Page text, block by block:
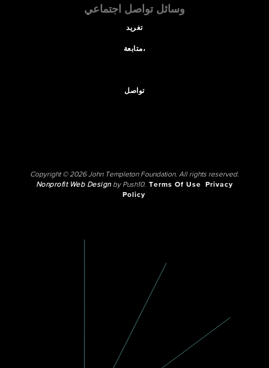
وسائل تواصل اجتماعي
تغريد
متابعة،
تواصل
Copyright © 2026 John Templeton Foundation. All rights reserved.
Nonprofit Web Designby Push10. Terms Of Use
Privacy
Policy